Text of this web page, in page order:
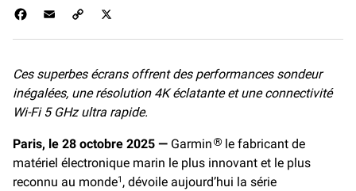
b
o
o
l
L
i
n
Ces superbes écrans offrent des performances sondeur
inégalées, une résolution 4K éclatante et une connectivité
Wi-Fi 5 GHz ultra rapide.
Paris, le 28 octobre 2025 — Garmin ® le fabricant de
matériel électronique marin le plus innovant et le plus
reconnu au monde1 , dévoile aujourd’hui la série